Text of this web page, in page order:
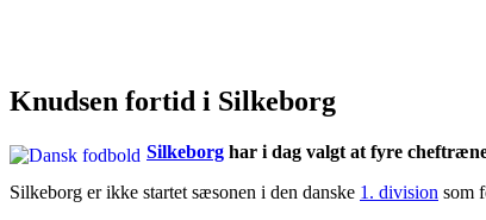
Knudsen fortid i Silkeborg
Silkeborg har i dag valgt at fyre
Silkeborg er ikke startet sæsonen i den danske 1. division som